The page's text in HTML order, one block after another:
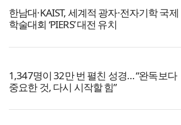
한남대·KAIST, 세계적 광자·전자기학 국제
학술대회 ‘PIERS’ 대전 유치
1,347명이 32만 번 펼친 성경… “완독보다
중요한 것, 다시 시작할 힘”